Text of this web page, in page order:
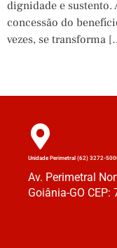
dignidade e sustento.
concessão do
vezes, se transforma
Unidade Perimetral (62) 3272-
Av. Perimetral
Goiânia-GO CEP: